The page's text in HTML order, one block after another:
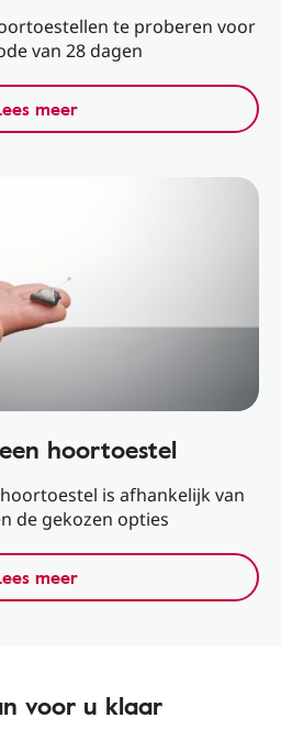
te proberen voor
van 28 dagen
meer
hoortoestel
is afhankelijk van
de gekozen opties
meer
voor u klaar